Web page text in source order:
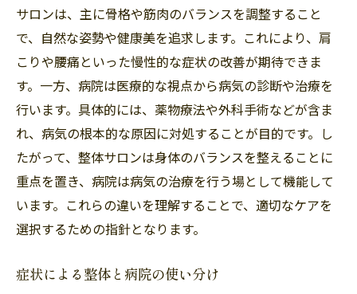
サロンは、主に骨格や筋肉のバランスを調整すること
で、自然な姿勢や健康美を追求します。これにより、肩
こりや腰痛といった慢性的な症状の改善が期待できま
す。一方、病院は医療的な視点から病気の診断や治療を
行います。具体的には、薬物療法や外科手術などが含ま
れ、病気の根本的な原因に対処することが目的です。し
たがって、整体サロンは身体のバランスを整えることに
重点を置き、病院は病気の治療を行う場として機能して
います。これらの違いを理解することで、適切なケアを
選択するための指針となります。
症状による整体と病院の使い分け